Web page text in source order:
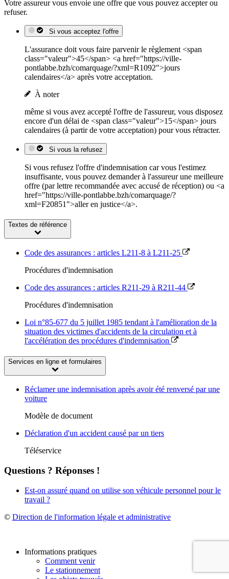
Votre assureur vous envoie une offre que vous pouvez accepter ou
refuser.
Si vous acceptez l'offre
L'assurance doit vous faire parvenir le règlement <span
class="valeur">45</span> <a href="https://ville-
pontlabbe.bzh/comarquage/?xml=R1092">jours
calendaires</a> après votre acceptation.
À noter
même si vous avez accepté l'offre de l'assureur, vous disposez
encore d'un délai de <span class="valeur">15</span> jours
calendaires (à partir de votre acceptation) pour vous rétracter.
Si vous la refusez
Si vous refusez l'offre d'indemnisation car vous l'estimez
insuffisante, vous pouvez demander à l'assureur une meilleure
offre (par lettre recommandée avec accusé de réception) ou <a
href="https://ville-pontlabbe.bzh/comarquage/?
xml=F20851">aller en justice</a>.
Textes de référence
Code des assurances : articles L211-8 à L211-25
Procédures d'indemnisation
Code des assurances : articles R211-29 à R211-44
Procédures d'indemnisation
Loi n°85-677 du 5 juillet 1985 tendant à l'amélioration de la
situation des victimes d'accidents de la circulation et à
l'accélération des procédures d'indemnisation
Services en ligne et formulaires
Réclamer une indemnisation après avoir été renversé par une
voiture
Modèle de document
Déclaration d'un accident causé par un tiers
Téléservice
Questions ? Réponses !
Est-on assuré quand on utilise son véhicule personnel pour le
travail ?
© Direction de l'information légale et administrative
Informations pratiques
Comment venir
Le stationnement